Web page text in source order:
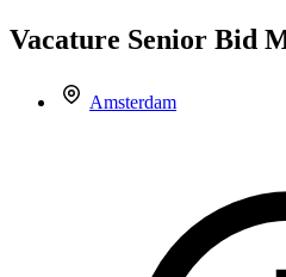
Vacature Senior Bid
Amsterdam